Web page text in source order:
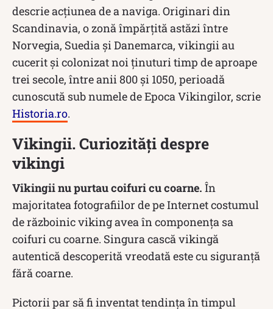
descrie acțiunea de a naviga. Originari din
Scandinavia, o zonă împărțită astăzi între
Norvegia, Suedia și Danemarca, vikingii au
cucerit și colonizat noi ținuturi timp de aproape
trei secole, între anii 800 și 1050, perioadă
cunoscută sub numele de Epoca Vikingilor, scrie
Historia.ro.
Vikingii. Curiozități despre
vikingi
Vikingii nu purtau coifuri cu coarne. În
majoritatea fotografiilor de pe Internet costumul
de războinic viking avea în componența sa
coifuri cu coarne. Singura cască vikingă
autentică descoperită vreodată este cu siguranță
fără coarne.
Pictorii par să fi inventat tendința în timpul